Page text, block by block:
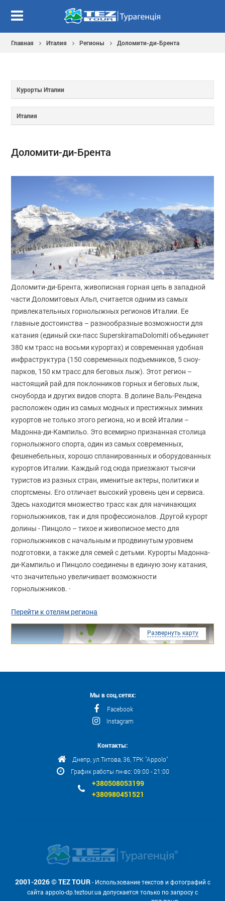
Главная Италия Регионы Доломити-ди-Брента
Курорты Италии
Италия
Доломити-ди-Брента
Доломити-ди-Брента, живописная горная цепь в западной
части Доломитовых Альп, считается одним из самых
привлекательных горнолыжных регионов Италии. Ее
главные достоинства – разнообразные возможности для
катания (единый ски-пасс SuperskiramaDolomiti объединяет
380 км трасс на восьми курортах) и современная удобная
инфраструктура (150 современных подъемников, 5 сноу-
парков, 150 км трасс для беговых лыж). Этот регион –
настоящий рай для поклонников горных и беговых лыж,
сноуборда и других видов спорта. В долине Валь-Рендена
расположен один из самых модных и престижных зимних
курортов не только этого региона, но и всей Италии –
Мадонна-ди-Кампильо. Это всемирно признанная столица
горнолыжного спорта, один из самых современных,
фешенебельных, хорошо спланированных и оборудованных
курортов Италии. Каждый год сюда приезжают тысячи
туристов из разных стран, именитые актеры, политики и
спортсмены. Его отличает высокий уровень цен и сервиса.
Здесь находится множество трасс как для начинающих
горнолыжников, так и для профессионалов. Другой курорт
долины - Пинцоло – тихое и живописное место для
горнолыжников с начальным и продвинутым уровнем
подготовки, а также для семей с детьми. Курорты Мадонна-
ди-Кампильо и Пинцоло соединены в единую зону катания,
что значительно увеличивает возможности
горнолыжников. ·
Перейти к отелям региона
Развернуть карту
Мы в соц.сетях:
Facebook
Instagram
Контакты:
Днепр, ул.Титова, 36, ТРК "Appolo"
График работы пн-вс: 09:00 - 21:00
+380508053199
+380980451521
2001-2026 © TEZ TOUR- Использование текстов и фотографий с
сайта appolo-dp.teztour.ua допускается только по запросу с